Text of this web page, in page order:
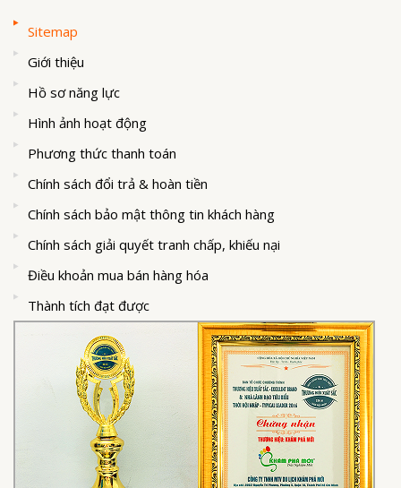
Sitemap
Giới thiệu
Hồ sơ năng lực
Hình ảnh hoạt động
Phương thức thanh toán
Chính sách đổi trả & hoàn tiền
Chính sách bảo mật thông tin khách hàng
Chính sách giải quyết tranh chấp, khiếu nại
Điều khoản mua bán hàng hóa
Thành tích đạt được